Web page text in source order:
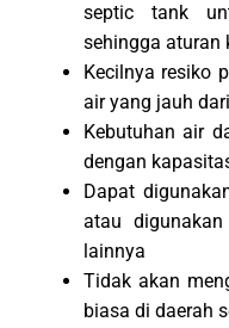
septic tank
sehingga aturan
Kecilnya resiko
air yang jauh
Kebutuhan air
dengan
Dapat
atau
lainnya
Tidak akan
biasa di daerah